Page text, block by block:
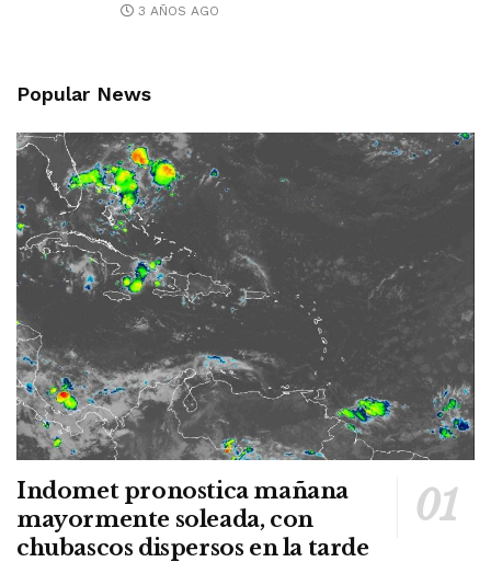
3 AÑOS AGO
Popular News
Indomet pronostica mañana
mayormente soleada, con
chubascos dispersos en la tarde